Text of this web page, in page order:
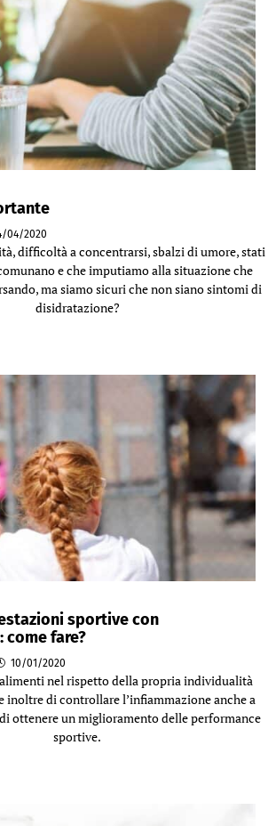
04/2020
difficoltà a concentrarsi, sbalzi di umore, stati
e che imputiamo alla situazione che
ma siamo sicuri che non siano sintomi di
disidratazione?
sportive con
come fare?
10/01/2020
nel rispetto della propria individualità
inoltre di controllare l’infiammazione anche a
ottenere un miglioramento delle performance
sportive.